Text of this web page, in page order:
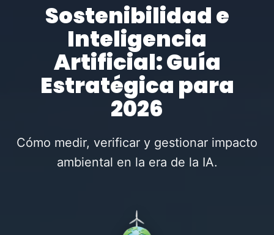
Sostenibilidad e
Inteligencia
Artificial: Guía
Estratégica para
2026
Cómo medir, verificar y gestionar impacto
ambiental en la era de la IA.